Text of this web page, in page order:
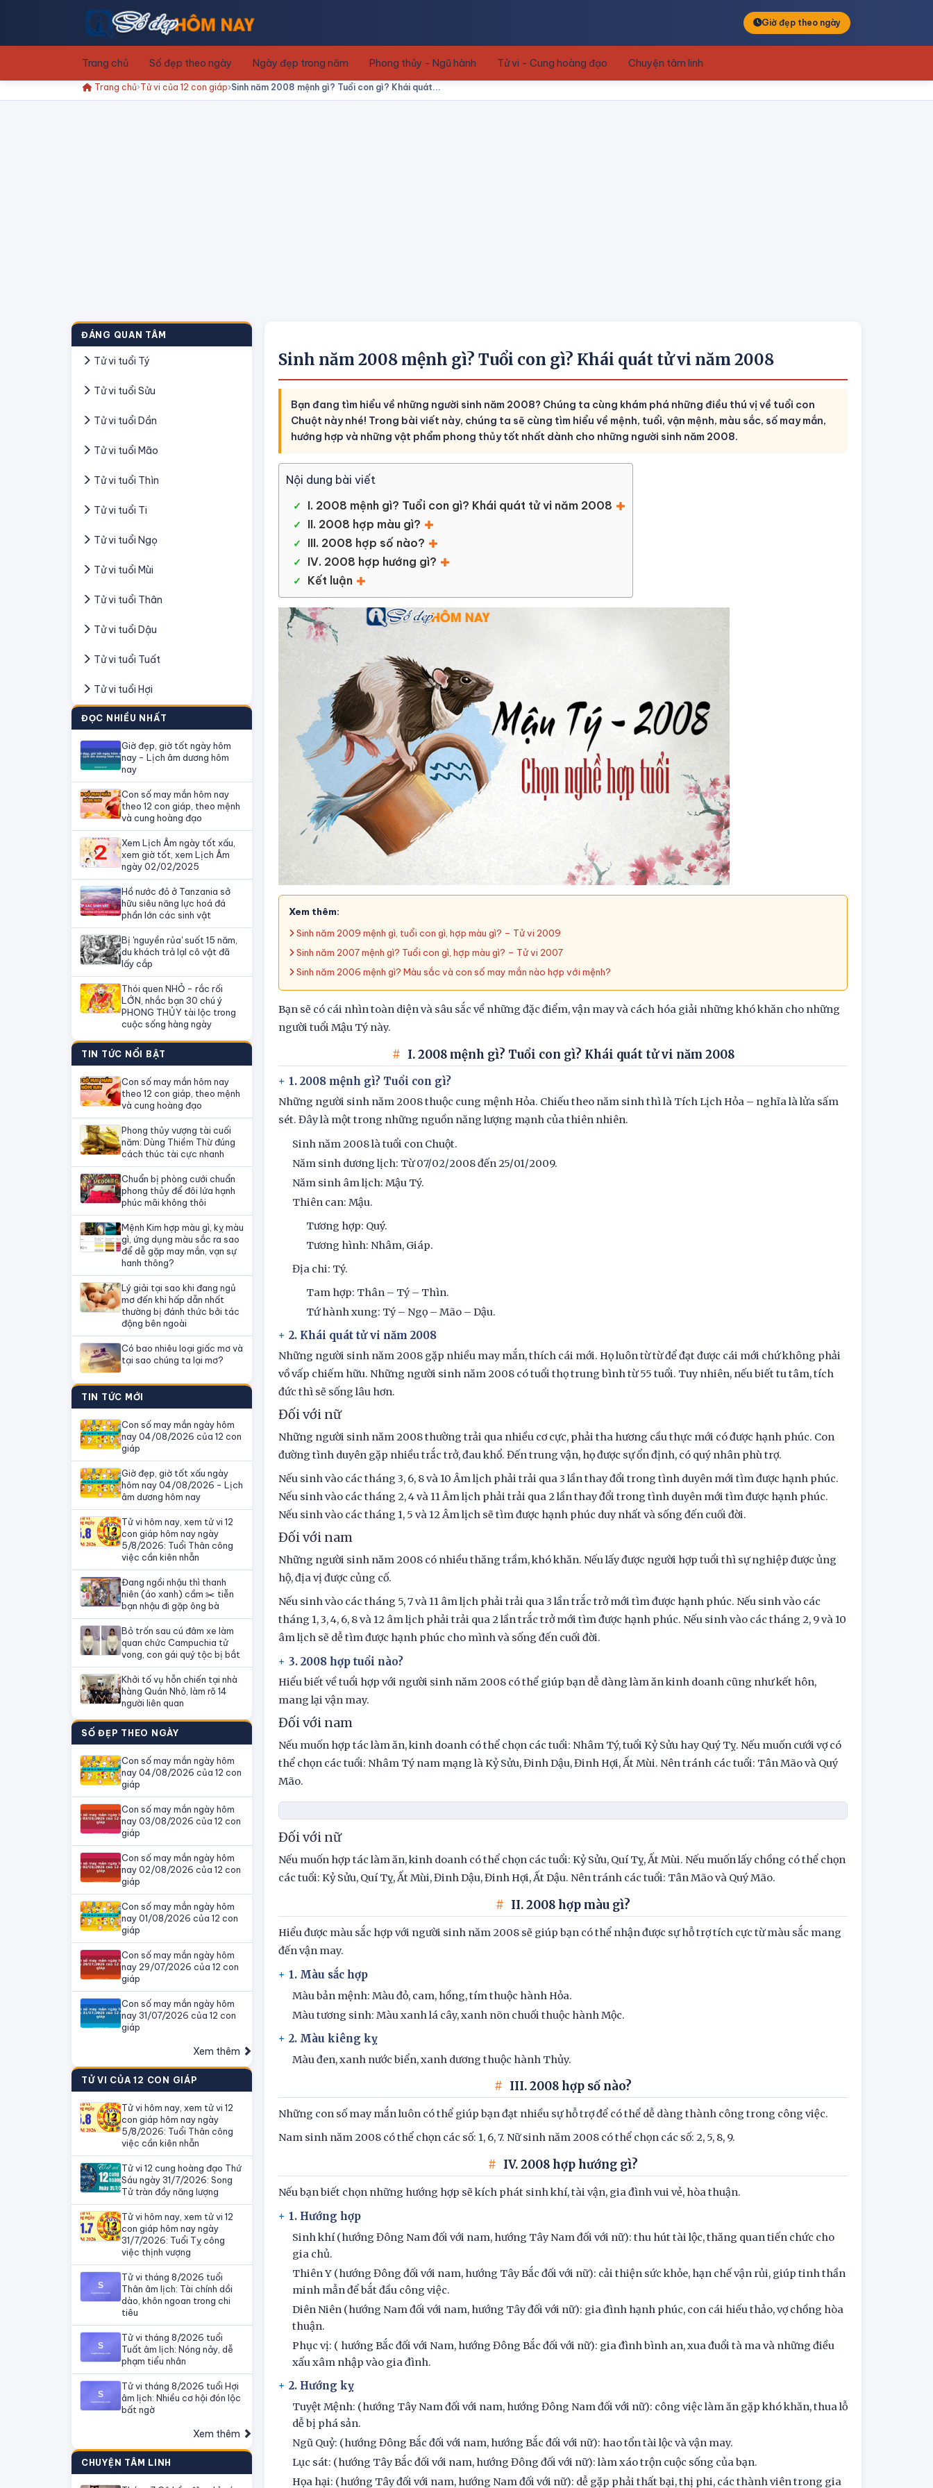
Giờ đẹp theo ngày
Trang chủ Số đẹp theo ngày Ngày đẹp trong năm Phong thủy - Ngũ hành Tử vi - Cung hoàng đạo Chuyện tâm linh
Trang chủ Tử vi của 12 con giáp Sinh năm 2008 mệnh gì? Tuổi con gì? Khái quát...
ĐÁNG QUAN TÂM
Tử vi tuổi Tý
Tử vi tuổi Sửu
Tử vi tuổi Dần
Tử vi tuổi Mão
Tử vi tuổi Thìn
Tử vi tuổi Ti
Tử vi tuổi Ngọ
Tử vi tuổi Mùi
Tử vi tuổi Thân
Tử vi tuổi Dậu
Tử vi tuổi Tuất
Tử vi tuổi Hợi
ĐỌC NHIỀU NHẤT
Giờ đẹp, giờ tốt ngày hôm
nay - Lịch âm dương hôm
nay
Con số may mắn hôm nay
theo 12 con giáp, theo mệnh
và cung hoàng đạo
Xem Lịch Âm ngày tốt xấu,
xem giờ tốt, xem Lịch Âm
ngày 02/02/2025
Hồ nước đỏ ở Tanzania sở
hữu siêu năng lực hoá đá
phần lớn các sinh vật
Bị 'nguyền rủa' suốt 15 năm,
du khách trả lạI cô vật đã
lấy cắp
Thói quen NHỎ - rắc rối
LỚN, nhắc bạn 30 chú ý
PHONG THỦY tài lộc trong
cuộc sống hàng ngày
TIN TỨC NỔI BẬT
Con số may mắn hôm nay
theo 12 con giáp, theo mệnh
và cung hoàng đạo
Phong thủy vượng tài cuối
năm: Dùng Thiềm Thừ đúng
cách thúc tài cực nhanh
Chuẩn bị phòng cưới chuẩn
phong thủy để đôi lứa hạnh
phúc mãi không thôi
Mệnh Kim hợp màu gì, kỵ màu
gì, ứng dụng màu sắc ra sao
để dễ gặp may mắn, vạn sự
hanh thông?
Lý giải tại sao khi đang ngủ
mơ đến khi hấp dẫn nhất
thường bị đánh thức bởi tác
động bên ngoài
Có bao nhiêu loại giấc mơ và
tại sao chúng ta lại mơ?
TIN TỨC MỚI
Con số may mắn ngày hôm
nay 04/08/2026 của 12 con
giáp
Giờ đẹp, giờ tốt xấu ngày
hôm nay 04/08/2026 - Lịch
âm dương hôm nay
Tử vi hôm nay, xem tử vi 12
con giáp hôm nay ngày
5/8/2026: Tuổi Thân công
việc cần kiên nhẫn
Đang ngồi nhậu thì thanh
niên (áo xanh) cầm ✂️ tiễn
bạn nhậu đi gặp ông bà
Bỏ trốn sau cú đâm xe làm
quan chức Campuchia tử
vong, con gái quý tộc bị bắt
Khởi tố vụ hỗn chiến tại nhà
hàng Quán Nhỏ, làm rõ 14
người liên quan
SỐ ĐẸP THEO NGÀY
Con số may mắn ngày hôm
nay 04/08/2026 của 12 con
giáp
Con số may mắn ngày hôm
nay 03/08/2026 của 12 con
giáp
Con số may mắn ngày hôm
nay 02/08/2026 của 12 con
giáp
Con số may mắn ngày hôm
nay 01/08/2026 của 12 con
giáp
Con số may mắn ngày hôm
nay 29/07/2026 của 12 con
giáp
Con số may mắn ngày hôm
nay 31/07/2026 của 12 con
giáp
Xem thêm
TỬ VI CỦA 12 CON GIÁP
Tử vi hôm nay, xem tử vi 12
con giáp hôm nay ngày
5/8/2026: Tuổi Thân công
việc cần kiên nhẫn
Tử vi 12 cung hoàng đạo Thứ
Sáu ngày 31/7/2026: Song
Tử tràn đầy năng lượng
Tử vi hôm nay, xem tử vi 12
con giáp hôm nay ngày
31/7/2026: Tuổi Tỵ công
việc thịnh vượng
Tử vi tháng 8/2026 tuổi
Thân âm lịch: Tài chính dồi
dào, khôn ngoan trong chi
tiêu
Tử vi tháng 8/2026 tuổi
Tuất âm lịch: Nóng nảy, dễ
phạm tiểu nhân
Tử vi tháng 8/2026 tuổi Hợi
âm lịch: Nhiều cơ hội đón lộc
bất ngờ
Xem thêm
CHUYỆN TÂM LINH
Sinh năm 2008 mệnh gì? Tuổi con gì? Khái quát tử vi năm 2008
Bạn đang tìm hiểu về những người sinh năm 2008? Chúng ta cùng khám phá những điều thú vị về tuổi con
Chuột này nhé! Trong bài viết này, chúng ta sẽ cùng tìm hiểu về mệnh, tuổi, vận mệnh, màu sắc, số may mắn,
hướng hợp và những vật phẩm phong thủy tốt nhất dành cho những người sinh năm 2008.
Nội dung bài viết
I. 2008 mệnh gì? Tuổi con gì? Khái quát tử vi năm 2008
II. 2008 hợp màu gì?
III. 2008 hợp số nào?
IV. 2008 hợp hướng gì?
Kết luận
Xem thêm:
Sinh năm 2009 mệnh gì, tuổi con gì, hợp màu gì? – Tử vi 2009
Sinh năm 2007 mệnh gì? Tuổi con gì, hợp màu gì? – Tử vi 2007
Sinh năm 2006 mệnh gì? Màu sắc và con số may mắn nào hợp với mệnh?
Bạn sẽ có cái nhìn toàn diện và sâu sắc về những đặc điểm, vận may và cách hóa giải những khó khăn cho những
người tuổi Mậu Tý này.
I. 2008 mệnh gì? Tuổi con gì? Khái quát tử vi năm 2008
1. 2008 mệnh gì? Tuổi con gì?
Những người sinh năm 2008 thuộc cung mệnh Hỏa. Chiếu theo năm sinh thì là Tích Lịch Hỏa – nghĩa là lửa sấm
sét. Đây là một trong những nguồn năng lượng mạnh của thiên nhiên.
Sinh năm 2008 là tuổi con Chuột.
Năm sinh dương lịch: Từ 07/02/2008 đến 25/01/2009.
Năm sinh âm lịch: Mậu Tý.
Thiên can: Mậu.
Tương hợp: Quý.
Tương hình: Nhâm, Giáp.
Địa chi: Tý.
Tam hợp: Thân – Tý – Thìn.
Tứ hành xung: Tý – Ngọ – Mão – Dậu.
2. Khái quát tử vi năm 2008
Những người sinh năm 2008 gặp nhiều may mắn, thích cái mới. Họ luôn từ từ để đạt được cái mới chứ không phải
vồ vấp chiếm hữu. Những người sinh năm 2008 có tuổi thọ trung bình từ 55 tuổi. Tuy nhiên, nếu biết tu tâm, tích
đức thì sẽ sống lâu hơn.
Đối với nữ
Những người sinh năm 2008 thường trải qua nhiều cơ cực, phải tha hương cầu thực mới có được hạnh phúc. Con
đường tình duyên gặp nhiều trắc trở, đau khổ. Đến trung vận, họ được sự ổn định, có quý nhân phù trợ.
Nếu sinh vào các tháng 3, 6, 8 và 10 Âm lịch phải trải qua 3 lần thay đổi trong tình duyên mới tìm được hạnh phúc.
Nếu sinh vào các tháng 2, 4 và 11 Âm lịch phải trải qua 2 lần thay đổi trong tình duyên mới tìm được hạnh phúc.
Nếu sinh vào các tháng 1, 5 và 12 Âm lịch sẽ tìm được hạnh phúc duy nhất và sống đến cuối đời.
Đối với nam
Những người sinh năm 2008 có nhiều thăng trầm, khó khăn. Nếu lấy được người hợp tuổi thì sự nghiệp được ủng
hộ, địa vị được củng cố.
Nếu sinh vào các tháng 5, 7 và 11 âm lịch phải trải qua 3 lần trắc trở mới tìm được hạnh phúc. Nếu sinh vào các
tháng 1, 3, 4, 6, 8 và 12 âm lịch phải trải qua 2 lần trắc trở mới tìm được hạnh phúc. Nếu sinh vào các tháng 2, 9 và 10
âm lịch sẽ dễ tìm được hạnh phúc cho mình và sống đến cuối đời.
3. 2008 hợp tuổi nào?
Hiểu biết về tuổi hợp với người sinh năm 2008 có thể giúp bạn dễ dàng làm ăn kinh doanh cũng như kết hôn,
mang lại vận may.
Đối với nam
Nếu muốn hợp tác làm ăn, kinh doanh có thể chọn các tuổi: Nhâm Tý, tuổi Kỷ Sửu hay Quý Tỵ. Nếu muốn cưới vợ có
thể chọn các tuổi: Nhâm Tý nam mạng là Kỷ Sửu, Đinh Dậu, Đinh Hợi, Ất Mùi. Nên tránh các tuổi: Tân Mão và Quý
Mão.
Đối với nữ
Nếu muốn hợp tác làm ăn, kinh doanh có thể chọn các tuổi: Kỷ Sửu, Quí Tỵ, Ất Mùi. Nếu muốn lấy chồng có thể chọn
các tuổi: Kỷ Sửu, Quí Tỵ, Ất Mùi, Đinh Dậu, Đinh Hợi, Ất Dậu. Nên tránh các tuổi: Tân Mão và Quý Mão.
II. 2008 hợp màu gì?
Hiểu được màu sắc hợp với người sinh năm 2008 sẽ giúp bạn có thể nhận được sự hỗ trợ tích cực từ màu sắc mang
đến vận may.
1. Màu sắc hợp
Màu bản mệnh: Màu đỏ, cam, hồng, tím thuộc hành Hỏa.
Màu tương sinh: Màu xanh lá cây, xanh nõn chuối thuộc hành Mộc.
2. Màu kiêng kỵ
Màu đen, xanh nước biển, xanh dương thuộc hành Thủy.
III. 2008 hợp số nào?
Những con số may mắn luôn có thể giúp bạn đạt nhiều sự hỗ trợ để có thể dễ dàng thành công trong công việc.
Nam sinh năm 2008 có thể chọn các số: 1, 6, 7. Nữ sinh năm 2008 có thể chọn các số: 2, 5, 8, 9.
IV. 2008 hợp hướng gì?
Nếu bạn biết chọn những hướng hợp sẽ kích phát sinh khí, tài vận, gia đình vui vẻ, hòa thuận.
1. Hướng hợp
Sinh khí (hướng Đông Nam đối với nam, hướng Tây Nam đối với nữ): thu hút tài lộc, thăng quan tiến chức cho
gia chủ.
Thiên Y (hướng Đông đối với nam, hướng Tây Bắc đối với nữ): cải thiện sức khỏe, hạn chế vận rủi, giúp tinh thần
minh mẫn để bắt đầu công việc.
Diên Niên (hướng Nam đối với nam, hướng Tây đối với nữ): gia đình hạnh phúc, con cái hiếu thảo, vợ chồng hòa
thuận.
Phục vị: ( hướng Bắc đối với Nam, hướng Đông Bắc đối với nữ): gia đình bình an, xua đuổi tà ma và những điều
xấu xâm nhập vào gia đình.
2. Hướng kỵ
Tuyệt Mệnh: (hướng Tây Nam đối với nam, hướng Đông Nam đối với nữ): công việc làm ăn gặp khó khăn, thua lỗ
dễ bị phá sản.
Ngũ Quỷ: (hướng Đông Bắc đối với nam, hướng Bắc đối với nữ): hao tổn tài lộc và vận may.
Lục sát: (hướng Tây Bắc đối với nam, hướng Đông đối với nữ): làm xáo trộn cuộc sống của bạn.
Họa hại: (hướng Tây đối với nam, hướng Nam đối với nữ): dễ gặp phải thất bại, thị phi, các thành viên trong gia